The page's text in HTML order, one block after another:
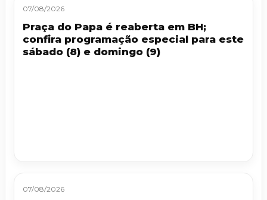
07/08/2026
Praça do Papa é reaberta em BH;
confira programação especial para este
sábado (8) e domingo (9)
07/08/2026